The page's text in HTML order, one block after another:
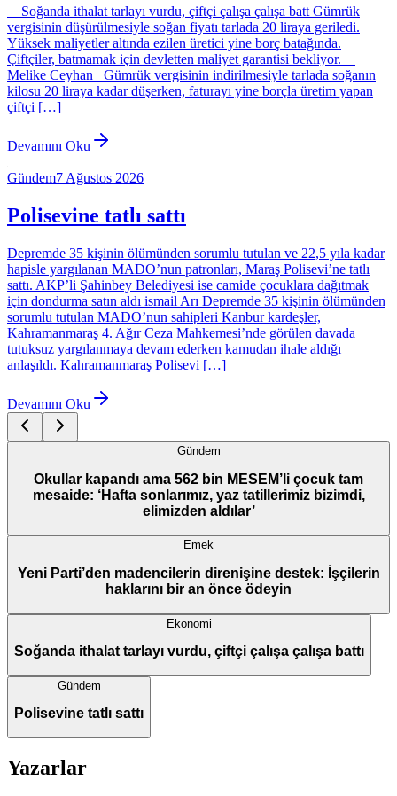
Soğanda ithalat tarlayı vurdu, çiftçi çalışa çalışa batt Gümrük
vergisinin düşürülmesiyle soğan fiyatı tarlada 20 liraya geriledi.
Yüksek maliyetler altında ezilen üretici yine borç batağında.
Çiftçiler, batmamak için devletten maliyet garantisi bekliyor.
Melike Ceyhan Gümrük vergisinin indirilmesiyle tarlada soğanın
kilosu 20 liraya kadar düşerken, faturayı yine borçla üretim yapan
çiftçi […]
Devamını Oku
Gündem7 Ağustos 2026
Polisevine tatlı sattı
Depremde 35 kişinin ölümünden sorumlu tutulan ve 22,5 yıla kadar
hapisle yargılanan MADO’nun patronları, Maraş Polisevi’ne tatlı
sattı. AKP’li Şahinbey Belediyesi ise camide çocuklara dağıtmak
için dondurma satın aldı ismail Arı Depremde 35 kişinin ölümünden
sorumlu tutulan MADO’nun sahipleri Kanbur kardeşler,
Kahramanmaraş 4. Ağır Ceza Mahkemesi’nde görülen davada
tutuksuz yargılanmaya devam ederken kamudan ihale aldığı
anlaşıldı. Kahramanmaraş Polisevi […]
Devamını Oku
Gündem
Okullar kapandı ama 562 bin MESEM’li çocuk tam
mesaide: ‘Hafta sonlarımız, yaz tatillerimiz bizimdi,
elimizden aldılar’
Emek
Yeni Parti’den madencilerin direnişine destek: İşçilerin
haklarını bir an önce ödeyin
Ekonomi
Soğanda ithalat tarlayı vurdu, çiftçi çalışa çalışa battı
Gündem
Polisevine tatlı sattı
Yazarlar